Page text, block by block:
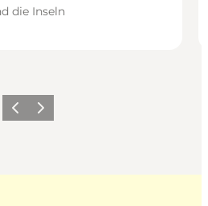
die Inseln
ZurückWeiter